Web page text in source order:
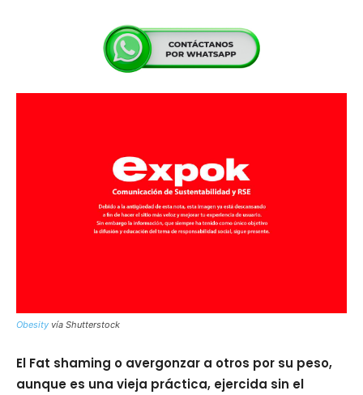
Obesity vía Shutterstock
El Fat shaming o avergonzar a otros por su peso,
aunque es una vieja práctica, ejercida sin el